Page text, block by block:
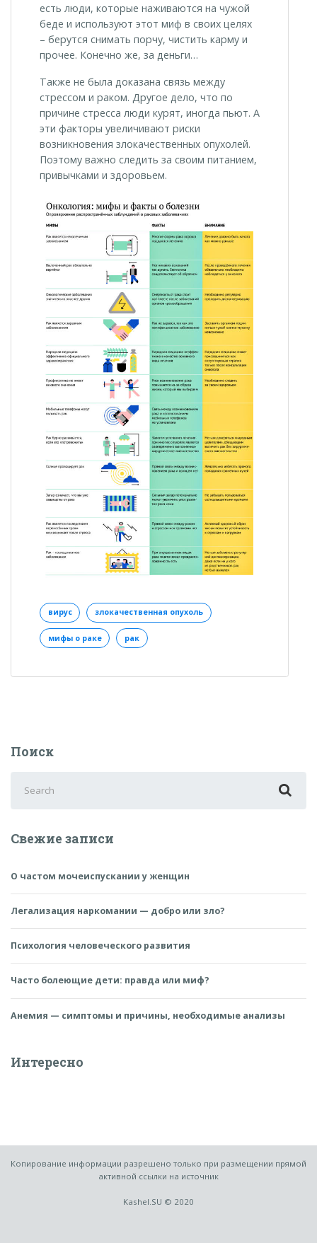
есть люди, которые наживаются на чужой
беде и используют этот миф в своих целях
– берутся снимать порчу, чистить карму и
прочее. Конечно же, за деньги…
Также не была доказана связь между
стрессом и раком. Другое дело, что по
причине стресса люди курят, иногда пьют. А
эти факторы увеличивают риски
возникновения злокачественных опухолей.
Поэтому важно следить за своим питанием,
привычками и здоровьем.
вирус злокачественная опухоль
мифы о раке рак
Поиск
for:
Свежие записи
О частом мочеиспускании у женщин
Легализация наркомании — добро или зло?
Психология человеческого развития
Часто болеющие дети: правда или миф?
Анемия — симптомы и причины, необходимые анализы
Интересно
Копирование информации разрешено только при размещении прямой
активной ссылки на источник
Kashel.SU © 2020